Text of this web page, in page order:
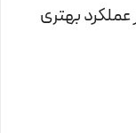
بهتری